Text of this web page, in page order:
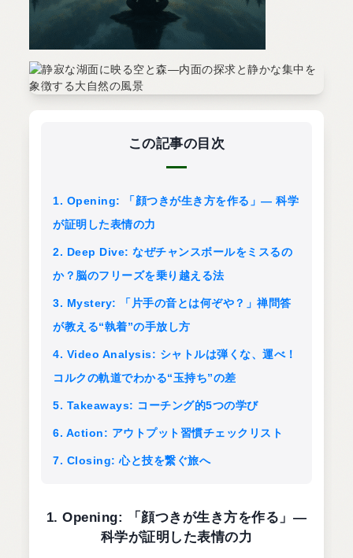
この記事の目次
1. Opening: 「顔つきが生き方を作る」― 科学
が証明した表情の力
2. Deep Dive: なぜチャンスボールをミスるの
か？脳のフリーズを乗り越える法
3. Mystery: 「片手の音とは何ぞや？」禅問答
が教える“執着”の手放し方
4. Video Analysis: シャトルは弾くな、運べ！
コルクの軌道でわかる“玉持ち”の差
5. Takeaways: コーチング的5つの学び
6. Action: アウトプット習慣チェックリスト
7. Closing: 心と技を繋ぐ旅へ
1. Opening: 「顔つきが生き方を作る」―
科学が証明した表情の力